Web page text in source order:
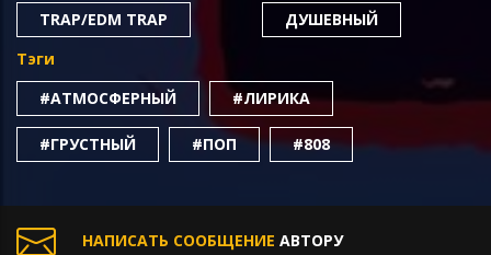
TRAP/EDM TRAP
ДУШЕВНЫЙ
Тэги
#АТМОСФЕРНЫЙ
#ЛИРИКА
#ГРУСТНЫЙ #ПОП #808
НАПИСАТЬ СООБЩЕНИЕ АВТОРУ